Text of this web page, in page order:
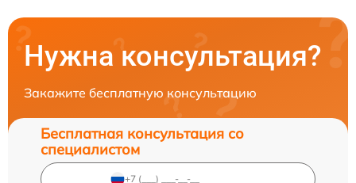
Нужна консультация?
Закажите бесплатную консультацию
Бесплатная консультация со
специалистом